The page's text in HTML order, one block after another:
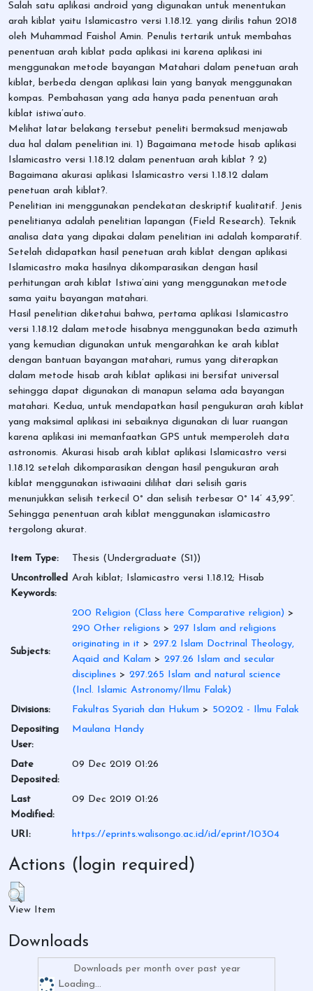
Salah satu aplikasi android yang digunakan untuk menentukan
arah kiblat yaitu Islamicastro versi 1.18.12. yang dirilis tahun 2018
oleh Muhammad Faishol Amin. Penulis tertarik untuk membahas
penentuan arah kiblat pada aplikasi ini karena aplikasi ini
menggunakan metode bayangan Matahari dalam penetuan arah
kiblat, berbeda dengan aplikasi lain yang banyak menggunakan
kompas. Pembahasan yang ada hanya pada penentuan arah
kiblat istiwa’auto.
Melihat latar belakang tersebut peneliti bermaksud menjawab
dua hal dalam penelitian ini. 1) Bagaimana metode hisab aplikasi
Islamicastro versi 1.18.12 dalam penentuan arah kiblat ? 2)
Bagaimana akurasi aplikasi Islamicastro versi 1.18.12 dalam
penetuan arah kiblat?.
Penelitian ini menggunakan pendekatan deskriptif kualitatif. Jenis
penelitianya adalah penelitian lapangan (Field Research). Teknik
analisa data yang dipakai dalam penelitian ini adalah komparatif.
Setelah didapatkan hasil penetuan arah kiblat dengan aplikasi
Islamicastro maka hasilnya dikomparasikan dengan hasil
perhitungan arah kiblat Istiwa’aini yang menggunakan metode
sama yaitu bayangan matahari.
Hasil penelitian diketahui bahwa, pertama aplikasi Islamicastro
versi 1.18.12 dalam metode hisabnya menggunakan beda azimuth
yang kemudian digunakan untuk mengarahkan ke arah kiblat
dengan bantuan bayangan matahari, rumus yang diterapkan
dalam metode hisab arah kiblat aplikasi ini bersifat universal
sehingga dapat digunakan di manapun selama ada bayangan
matahari. Kedua, untuk mendapatkan hasil pengukuran arah kiblat
yang maksimal aplikasi ini sebaiknya digunakan di luar ruangan
karena aplikasi ini memanfaatkan GPS untuk memperoleh data
astronomis. Akurasi hisab arah kiblat aplikasi Islamicastro versi
1.18.12 setelah dikomparasikan dengan hasil pengukuran arah
kiblat menggunakan istiwaaini dilihat dari selisih garis
menunjukkan selisih terkecil 0˚ dan selisih terbesar 0˚ 14’ 43,99”.
Sehingga penentuan arah kiblat menggunakan islamicastro
tergolong akurat.
Item Type:
Thesis (Undergraduate (S1))
Uncontrolled
Keywords:
Arah kiblat; Islamicastro versi 1.18.12; Hisab
Subjects:
200 Religion (Class here Comparative religion) >
290 Other religions > 297 Islam and religions
originating in it > 297.2 Islam Doctrinal Theology,
Aqaid and Kalam > 297.26 Islam and secular
disciplines > 297.265 Islam and natural science
(Incl. Islamic Astronomy/Ilmu Falak)
Divisions:
Fakultas Syariah dan Hukum > 50202 - Ilmu Falak
Depositing
User:
Maulana Handy
Date
Deposited:
09 Dec 2019 01:26
Last
Modified:
09 Dec 2019 01:26
URI: https://eprints.walisongo.ac.id/id/eprint/10304
Actions (login required)
View Item
Downloads
Downloads per month over past year
Loading...